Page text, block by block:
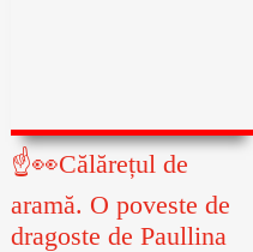
☝👀Călărețul de
aramă. O poveste de
dragoste de Paullina